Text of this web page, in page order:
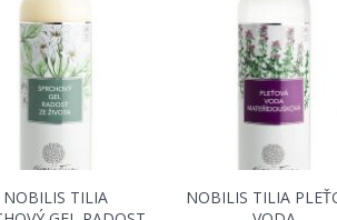
NOBILIS TILIA
NOBILIS TILIA